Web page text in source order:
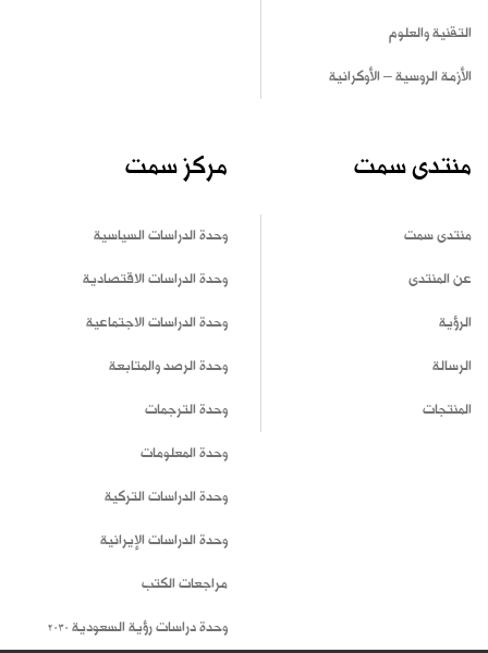
التقنية والعلوم
الأزمة الروسية – الأوكرانية
منتدى سمت
منتدى سمت
عن المنتدى
الرؤية
الرسالة
المنتجات
مركز سمت
وحدة الدراسات السياسية
وحدة الدراسات الاقتصادية
وحدة الدراسات الاجتماعية
وحدة الرصد والمتابعة
وحدة الترجمات
وحدة المعلومات
وحدة الدراسات التركية
وحدة الدراسات الإيرانية
مراجعات الكتب
وحدة دراسات رؤية السعودية 2030